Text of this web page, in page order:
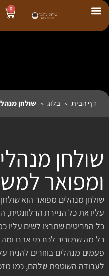
0
דף הבית > בלוג > שולחן
שולחן
ומפואר
שולחן מנהלים מפואר הוא
עליו את כל הניירת
כל הפריטים שתרצו לשים
כל מה שמזכיר לכם מי אתם
פעמים מנהלים בוחרים להניח
לעבודה השוטפת שלהם, כמו